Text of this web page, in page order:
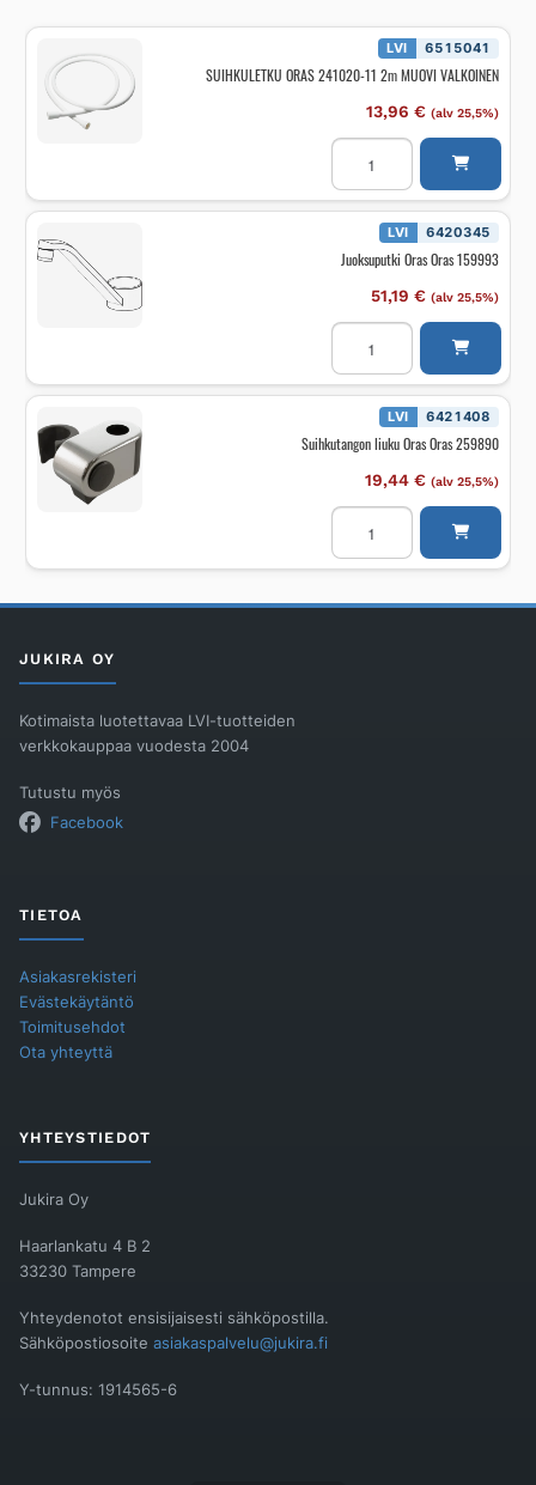
LVI 6515041
SUIHKULETKU ORAS 241020-11 2m MUOVI VALKOINEN
13,96 € (alv 25,5%)
SUIHKULETKU
ORAS
241020-
11
2m
MUOVI
VALKOINEN
määrä
LVI 6420345
Juoksuputki Oras Oras 159993
51,19 € (alv 25,5%)
Juoksuputki
159993
määrä
LVI 6421408
Suihkutangon liuku Oras Oras 259890
19,44 € (alv 25,5%)
Suihkutangon
Oras
JUKIRA OY
Kotimaista luotettavaa LVI-tuotteiden
verkkokauppaa vuodesta 2004
Tutustu myös
Facebook
TIETOA
Asiakasrekisteri
Evästekäytäntö
Toimitusehdot
Ota yhteyttä
YHTEYSTIEDOT
Jukira Oy
Haarlankatu 4 B 2
33230 Tampere
Yhteydenotot ensisijaisesti sähköpostilla.
Sähköpostiosoite asiakaspalvelu@jukira.fi
Y-tunnus: 1914565-6